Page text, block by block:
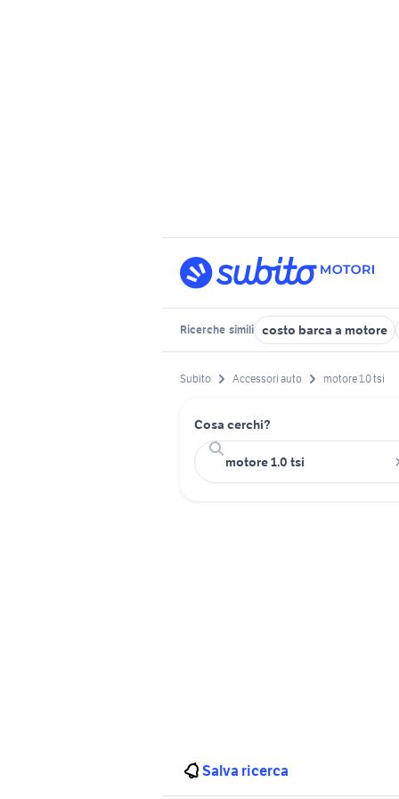
Ricerche simili costo barca a motore
Subito Accessori auto motore 1.0 tsi
Cosa cerchi?
Salva ricerca